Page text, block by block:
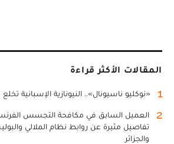
المقالات الأكثر قراءة
1 «نوكليو ناسيونال».. النيونازية الإسبانية
2
العميل السابق في مكافحة التجسس
تفاصيل مثيرة عن روابط نظام الملالي
والجزائر